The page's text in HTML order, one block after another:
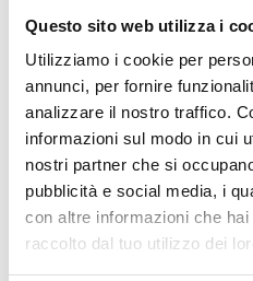
Questo sito web utilizza i
Utilizziamo i cookie per
annunci, per fornire
analizzare il nostro traffico.
informazioni sul modo in cui
nostri partner che si
pubblicità e social media, i
con altre informazioni che
raccolto dal tuo utilizzo dei
dell’Economia e delle
Regionali e le Autonomie e
tecnico e operativo di Cassa
Mediocredito Centrale.
di attuazione e realizzazione
dal Piano. Le sfide da
luogo innalzare l’efficienza
pubblica”, ha concluso il